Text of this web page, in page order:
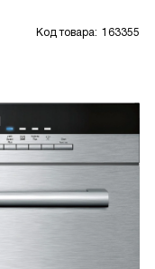
Код товара: 163355